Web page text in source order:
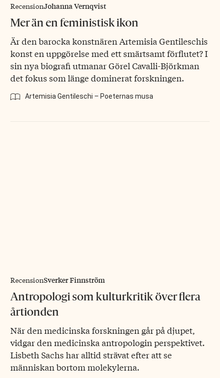
RecensionJohanna Vernqvist
Mer än en feministisk ikon
Är den barocka konstnären Artemisia Gentileschis
konst en uppgörelse med ett smärtsamt förflutet? I
sin nya biografi utmanar Görel Cavalli-Björkman
det fokus som länge dominerat forskningen.
Artemisia Gentileschi – Poeternas musa
RecensionSverker Finnström
Antropologi som kulturkritik över flera
årtionden
När den medicinska forskningen går på djupet,
vidgar den medicinska antropologin perspektivet.
Lisbeth Sachs har alltid strävat efter att se
människan bortom molekylerna.